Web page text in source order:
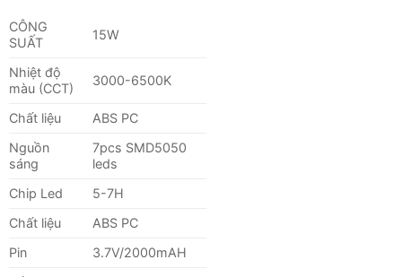
CÔNG
SUẤT
15W
Nhiệt độ
màu (CCT)
3000-6500K
Chất liệu
ABS PC
Nguồn
sáng
7pcs SMD5050
leds
Chip Led
5-7H
Chất liệu
ABS PC
Pin
3.7V/2000mAH